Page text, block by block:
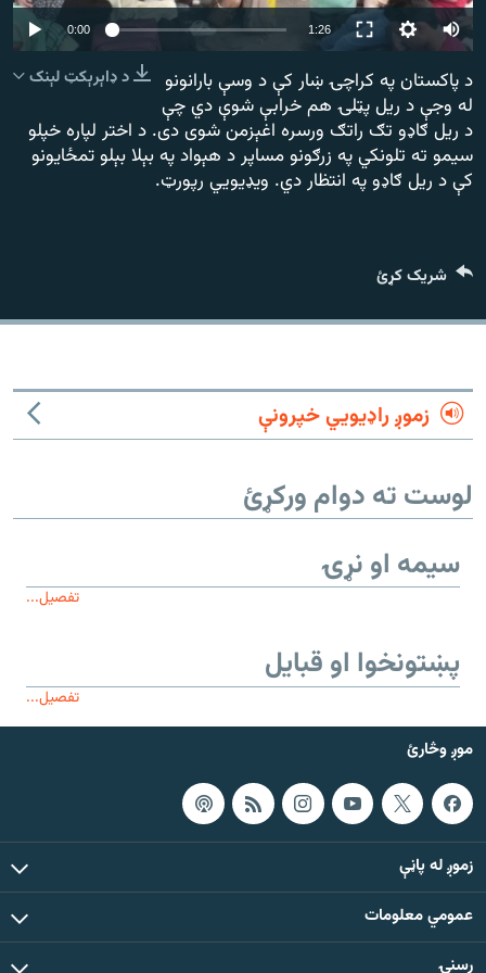
۱۴ ساعته راډیويي خپرونې
Gandhara
موږ وڅارئ
Auto
240p
360p
480p
0:00 1:26
360p
480p
720p
د ډاېرېکټ لېنک
د پاکستان په کراچۍ ښار کې د وسې بارانونو
له وجې د ريل پټلۍ هم خرابې شوې دي چې
د ريل ګاډو تګ راتګ ورسره اغېزمن شوی دی. د اختر لپاره خپلو
سيمو ته تلونکي په زرګونو مساپر د هېواد په بېلا بېلو تمځايونو
کې د ريل ګاډو په انتظار دي. ویډیويي رپورټ.
شریک کړئ
زموږ راډیويي خپرونې
لوست ته دوام ورکړئ
سیمه او نړۍ
تفصیل...
پښتونخوا او قبایل
تفصیل...
موږ وڅارئ
زموږ له پاڼې
عمومي معلومات
رسنۍ